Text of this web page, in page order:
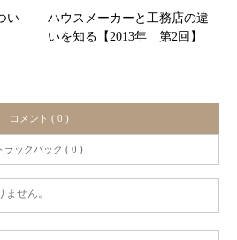
い
ハウスメーカーと工務店の違
いを知る【2013年 第2回】
コメント ( 0 )
ラックバック ( 0 )
せん。